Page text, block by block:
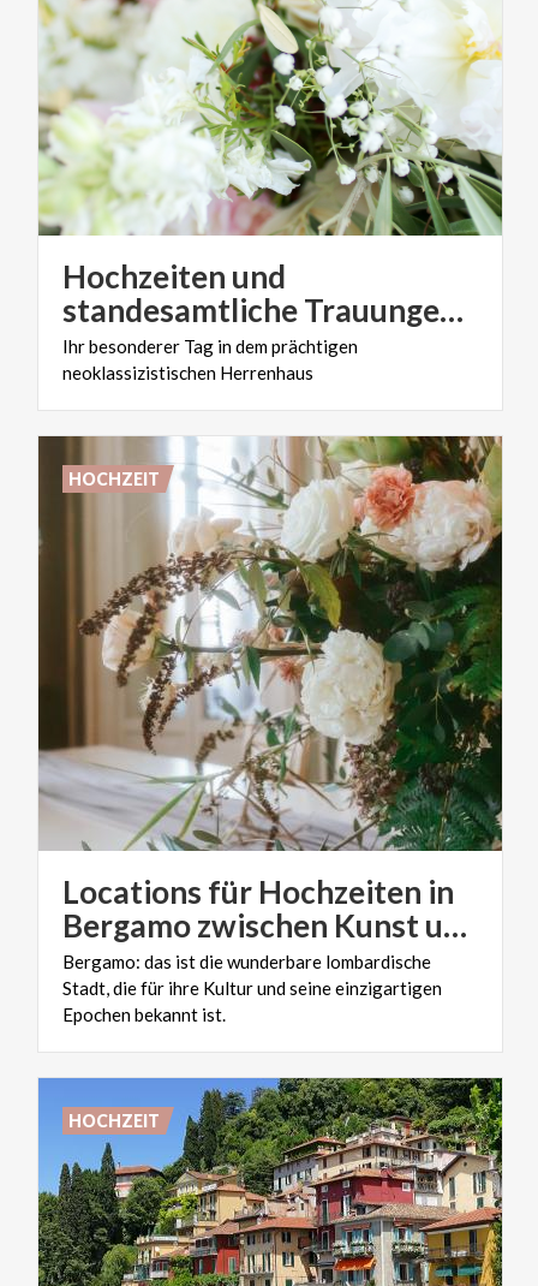
Hochzeiten und
standesamtliche Trauungen in der Königlichen Villa von Monza
Ihrbesonderer Tag indemprächtigen
neoklassizistischen Herrenhaus
Locations für Hochzeiten in
Bergamo zwischen Kunst und Design für die unkonventionelle Trauung
Bergamo: das ist die wunderbare lombardische
Stadt, die für ihre Kultur und seine einzigartigen
Epochen bekannt ist.
HOCHZEIT
HOCHZEIT